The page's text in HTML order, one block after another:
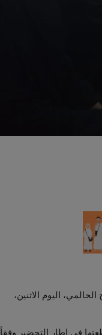
اليوم الاثنين،
في إطار التحضير وفقاً